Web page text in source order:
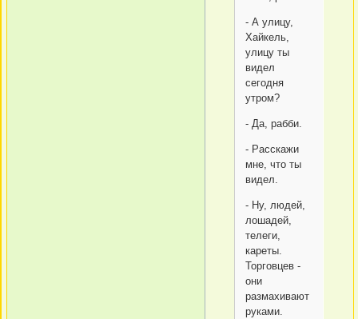
- А улицу,
Хайкель,
улицу ты
видел
сегодня
утром?
- Да, рабби.
- Расскажи
мне, что ты
видел.
- Ну, людей,
лошадей,
телеги,
кареты.
Торговцев -
они
размахивают
руками.